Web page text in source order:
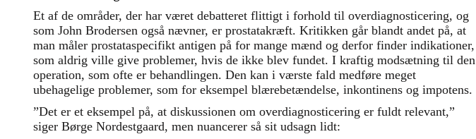
Et af de områder, der har været debatteret flittigt i forhold til overdiagnosticering, og
som John Brodersen også nævner, er prostatakræft. Kritikken går blandt andet på, at
man måler prostataspecifikt antigen på for mange mænd og derfor finder indikationer,
som aldrig ville give problemer, hvis de ikke blev fundet. I kraftig modsætning til den
operation, som ofte er behandlingen. Den kan i værste fald medføre meget
ubehagelige problemer, som for eksempel blærebetændelse, inkontinens og impotens.
”Det er et eksempel på, at diskussionen om overdiagnosticering er fuldt relevant,”
siger Børge Nordestgaard, men nuancerer så sit udsagn lidt: